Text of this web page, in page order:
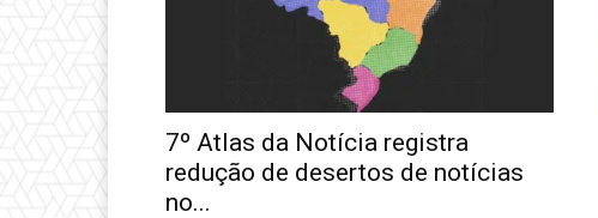
7º Atlas da Notícia registra
redução de desertos de notícias
no...